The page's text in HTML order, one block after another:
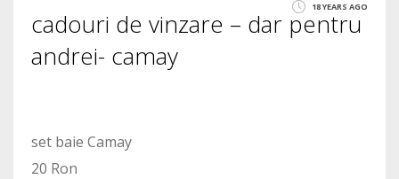
2082
18 YEARS AGO
cadouri de vinzare – dar pentru
andrei- camay
set baie Camay
20 Ron